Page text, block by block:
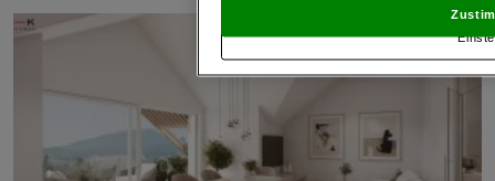
und Widerspruch gegen die Verarbeitung auf der
„Cookie Einstellungen“, die sich auf jeder Seite
Wir und unsere Partner
Verwendung genauer Standortdaten.
Zugriff auf Informationen auf einem Endgerät.
und der Performance von Inhalten,